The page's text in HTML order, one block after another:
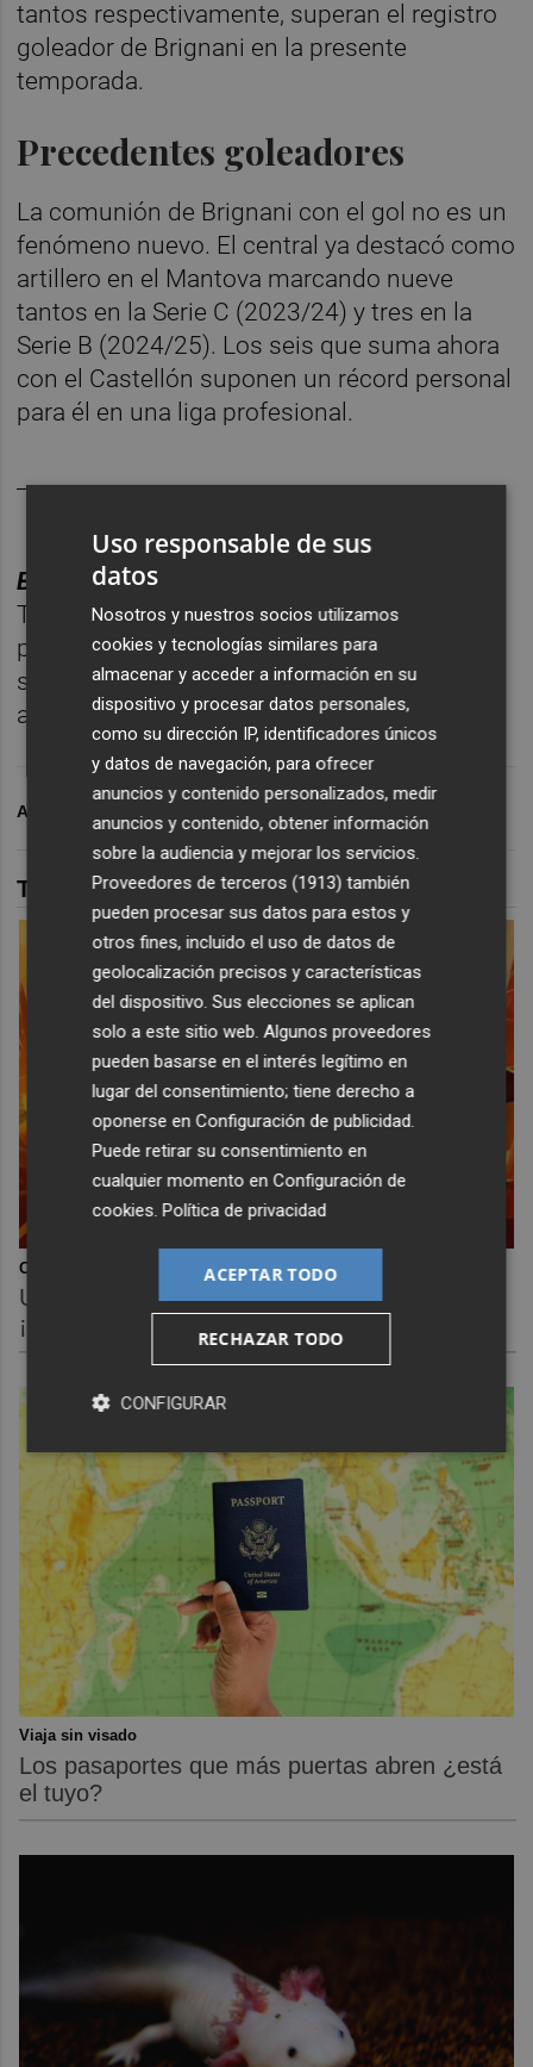
tantos respectivamente, superan el registro
goleador de Brignani en la presente
temporada.
Precedentes goleadores
La comunión de Brignani con el gol no es un
fenómeno nuevo. El central ya destacó como
artillero en el Mantova marcando nueve
tantos en la Serie C (2023/24) y tres en la
Serie B (2024/25). Los seis que suma ahora
con el Castellón suponen un récord personal
para él en una liga profesional.
________
BOLETÍN DEPORTES CASTELLÓN PLAZA.
Toda la información deportiva de la
provincia, enviada cada día a tu correo para
seguir la actualidad sin depender de
algoritmos.Suscríbete gratis al boletín aquí.
ARCHIVADO EN
TAMBIÉN TE PUEDE INTERESAR
Corepunk MMORPG
Un verdadero MMORPG de la vieja escuela
¡Cómo los de antes, pero mejor!
Viaja sin visado
Los pasaportes que más puertas abren ¿está
el tuyo?
Uso responsable de sus
datos
Nosotros y nuestros socios utilizamos
cookies y tecnologías similares para
almacenar y acceder a información en su
dispositivo y procesar datos personales,
como su dirección IP, identificadores únicos
y datos de navegación, para ofrecer
anuncios y contenido personalizados, medir
anuncios y contenido, obtener información
sobre la audiencia y mejorar los servicios.
Proveedores de terceros (1913) también
pueden procesar sus datos para estos y
otros fines, incluido el uso de datos de
geolocalización precisos y características
del dispositivo. Sus elecciones se aplican
solo a este sitio web. Algunos proveedores
pueden basarse en el interés legítimo en
lugar del consentimiento; tiene derecho a
oponerse enConfiguración de publicidad
Puede retirar su consentimiento en
cualquier momento enConfiguración de
cookies .Política de privacidad
ACEPTAR TODO
RECHAZAR TODO
CONFIGURAR